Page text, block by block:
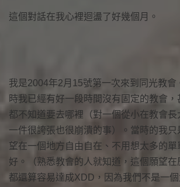
這個對話在我心裡迴盪了好幾個月。
我是2004年2月15號第一次來到同光教會
時我已經有好一段時間沒有固定的教會
都不知道要去哪裡（對一個從小在教會
一件很誇張也很崩潰的事）。當時的我
望在一個地方自由自在、不用想太多的
好。（熟悉教會的人就知道，這個願望
都還算容易達成XDD，因為我們不是一